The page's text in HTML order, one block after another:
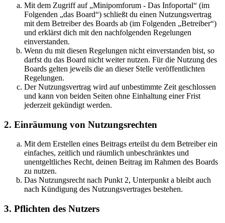
Mit dem Zugriff auf „Minipomforum - Das Infoportal“ (im
Folgenden „das Board“) schließt du einen Nutzungsvertrag
mit dem Betreiber des Boards ab (im Folgenden „Betreiber“)
und erklärst dich mit den nachfolgenden Regelungen
einverstanden.
Wenn du mit diesen Regelungen nicht einverstanden bist, so
darfst du das Board nicht weiter nutzen. Für die Nutzung des
Boards gelten jeweils die an dieser Stelle veröffentlichten
Regelungen.
Der Nutzungsvertrag wird auf unbestimmte Zeit geschlossen
und kann von beiden Seiten ohne Einhaltung einer Frist
jederzeit gekündigt werden.
2. Einräumung von Nutzungsrechten
Mit dem Erstellen eines Beitrags erteilst du dem Betreiber ein
einfaches, zeitlich und räumlich unbeschränktes und
unentgeltliches Recht, deinen Beitrag im Rahmen des Boards
zu nutzen.
Das Nutzungsrecht nach Punkt 2, Unterpunkt a bleibt auch
nach Kündigung des Nutzungsvertrages bestehen.
3. Pflichten des Nutzers